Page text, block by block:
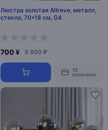
Люстра золотая Altreve, металл,
стекло, 70*18 см, G4
700 ¥ 9 800 ₽
10
оплачено